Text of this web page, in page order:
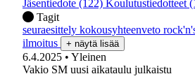
Jäsentiedote (122) Koulutustiedotteet
Tagit
seuraesittely kokousyhteenveto
ilmoitus
+ näytä lisää
6.4.2025 • Yleinen
Vakio SM uusi aikataulu julkaistu